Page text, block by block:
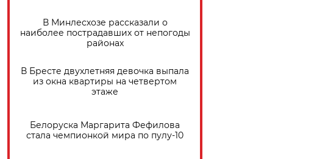
В Минлесхозе рассказали о
наиболее пострадавших от непогоды
районах
В Бресте двухлетняя девочка выпала
из окна квартиры на четвертом
этаже
Белоруска Маргарита Фефилова
стала чемпионкой мира по пулу-10